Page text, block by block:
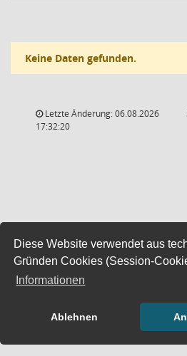
Diese Website verwendet aus
Gründen Cookies (Session-
Informationen
Ablehnen
Keine Daten gefunden.
Letzte Änderung: 06.08.2026
17:32:20